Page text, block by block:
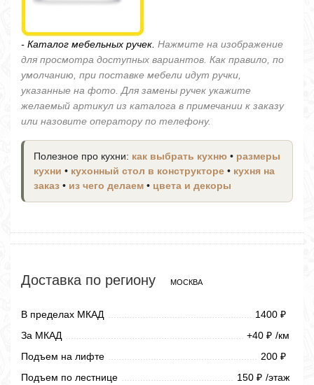
- Каталог мебельных ручек. Нажмите на изображение
для просмотра доступных вариантов. Как правило, по
умолчанию, при поставке мебели идут ручки,
указанные на фото. Для замены ручек укажите
желаемый артикул из каталога в примечании к заказу
или назовите оператору по телефону.
Полезное про кухни: как выбрать кухню • размеры
кухни • кухонный стол в конструкторе • кухня на
заказ • из чего делаем • цвета и декоры
Доставка по региону МОСКВА
В пределах МКАД 1400 ₽
За МКАД +40 ₽ /км
Подъем на лифте
200 ₽
Подъем по лестнице 150 ₽ /этаж